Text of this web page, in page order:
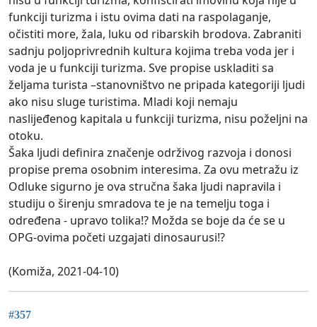
funkciji turizma i istu ovima dati na raspolaganje,
očistiti more, žala, luku od ribarskih brodova. Zabraniti
sadnju poljoprivrednih kultura kojima treba voda jer i
voda je u funkciji turizma. Sve propise uskladiti sa
željama turista –stanovništvo ne pripada kategoriji ljudi
ako nisu sluge turistima. Mladi koji nemaju
naslijeđenog kapitala u funkciji turizma, nisu poželjni na
otoku.
Šaka ljudi definira značenje održivog razvoja i donosi
propise prema osobnim interesima. Za ovu metražu iz
Odluke sigurno je ova stručna šaka ljudi napravila i
studiju o širenju smradova te je na temelju toga i
određena - upravo tolika!? Možda se boje da će se u
OPG-ovima početi uzgajati dinosaurusi!?
(Komiža, 2021-04-10)
#357